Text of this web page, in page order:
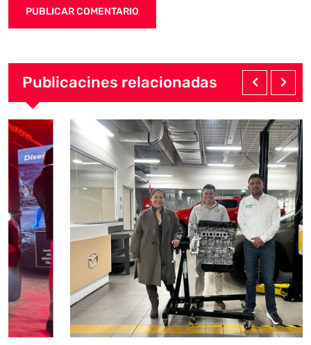
Publicacines relacionadas